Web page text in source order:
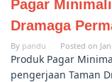
Pagar
Dramaga
By pandu Posted on
Produk Pagar
pengerjaan Taman